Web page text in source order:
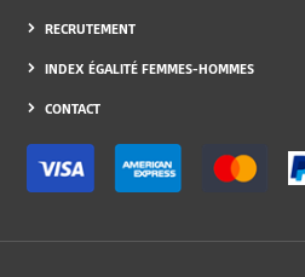
RECRUTEMENT
INDEX ÉGALITÉ FEMMES-HOMMES
CONTACT